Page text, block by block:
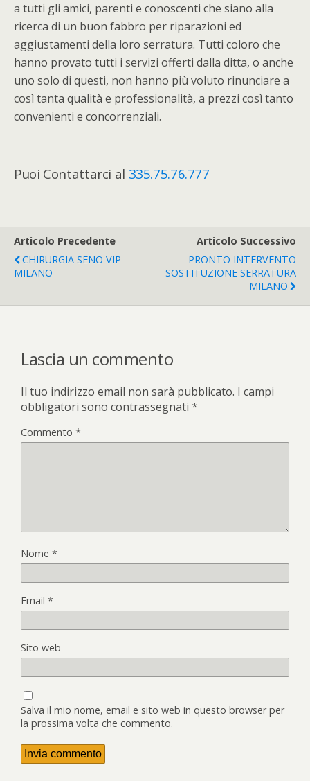
a tutti gli amici, parenti e conoscenti che siano alla
ricerca di un buon fabbro per riparazioni ed
aggiustamenti della loro serratura. Tutti coloro che
hanno provato tutti i servizi offerti dalla ditta, o anche
uno solo di questi, non hanno più voluto rinunciare a
così tanta qualità e professionalità, a prezzi così tanto
convenienti e concorrenziali.
Puoi Contattarci al 335.75.76.777
Articolo Precedente
CHIRURGIA SENO VIP
MILANO
Articolo Successivo
PRONTO INTERVENTO
SOSTITUZIONE SERRATURA
MILANO
Lascia un commento
Il tuo indirizzo email non sarà pubblicato. I campi
obbligatori sono contrassegnati *
Commento *
Nome *
Email *
Sito web
Salva il mio nome, email e sito web in questo browser per
la prossima volta che commento.